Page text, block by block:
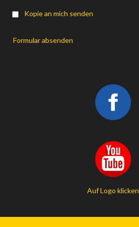
Kopie an mich senden
Formular absenden
Auf Logo klicken